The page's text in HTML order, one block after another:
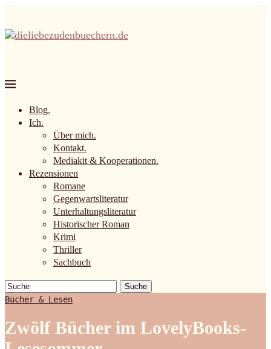
Blog.
Ich.
Über mich.
Kontakt.
Mediakit & Kooperationen.
Rezensionen
Romane
Gegenwartsliteratur
Unterhaltungsliteratur
Historischer Roman
Krimi
Thriller
Sachbuch
Suche
Bücher & Lesen
Zwölf Bücher im LovelyBooks-